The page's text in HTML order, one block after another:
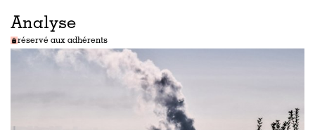
Analyse
réservé aux adhérents